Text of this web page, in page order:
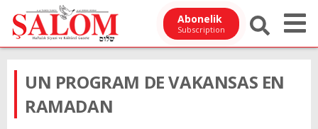
Abonelik
Subscription
UN PROGRAM DE VAKANSAS EN
RAMADAN